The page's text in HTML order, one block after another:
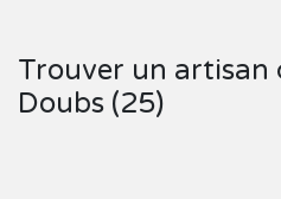
Trouver un artisan
Doubs (25)